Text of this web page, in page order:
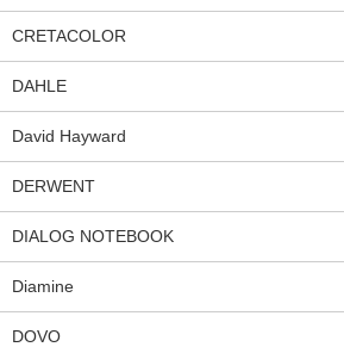
CRETACOLOR
DAHLE
David Hayward
DERWENT
DIALOG NOTEBOOK
Diamine
DOVO